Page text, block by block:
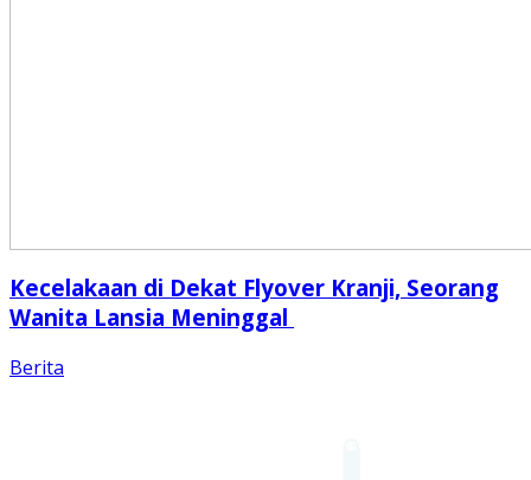
Kecelakaan di Dekat Flyover Kranji, Seorang
Wanita Lansia Meninggal
Berita